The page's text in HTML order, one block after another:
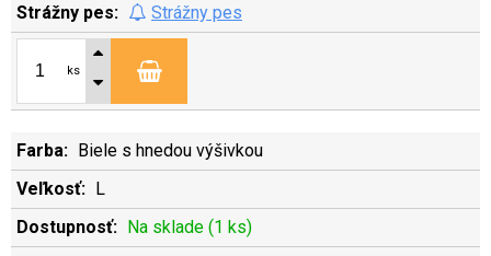
Strážny pes
ks
Biele s hnedou výšivkou
L
Na sklade (1 ks)